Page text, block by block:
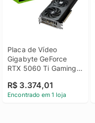
Placa de Vídeo
Gigabyte GeForce
RTX 5060 Ti Gaming
Bits - GV-
N506TGAMING OC-
R$ 3.374,01
Encontrado em 1 loja